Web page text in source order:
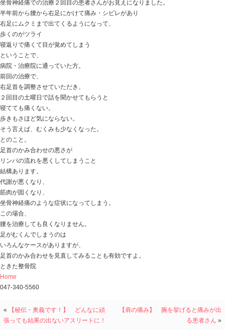
おはようございます。
ときた整骨院
http://tokitaseikotsuin.com/ です。
週末は
ネコも大忙し
ネコじゃらしで遊んでいると
兄弟ネコですが、性格の違いが見えてきます。
マロウ君は ついつい体が反応してしまう派
マンゲツさんは 見守ってあげてる派
その違いが体型にも出てますね（笑）
オレも気を付けなければ・・・！
今日の話は
「坐骨神経痛 痛みとむくみの患者さん」
土曜日に
坐骨神経痛での治療２回目の患者さんがお見えになりま
半年前から腰から右足にかけて痛み・シビレがあり
右足にムクミまで出てくるようになって、
歩くのがツライ
ということで、